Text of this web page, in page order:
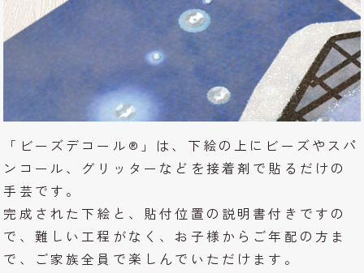
「ビーズデコール®」は、下絵の上にビーズやスパ
ンコール、グリッターなどを接着剤で貼るだけの
手芸です。
完成された下絵と、貼付位置の説明書付きですの
で、難しい工程がなく、お子様からご年配の方ま
で、ご家族全員で楽しんでいただけます。